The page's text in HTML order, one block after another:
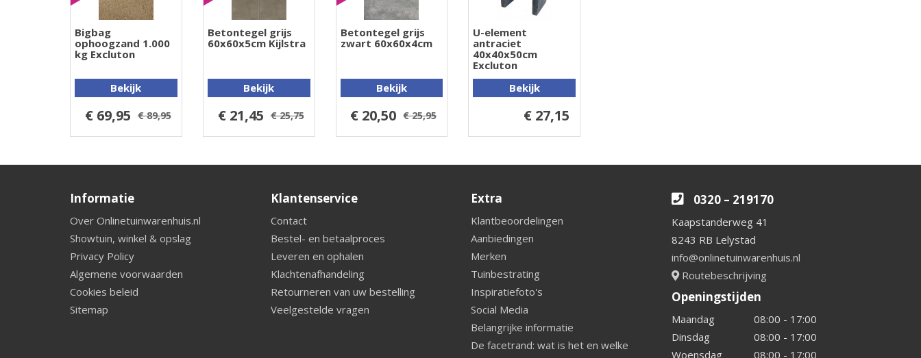
Bigbag
ophoogzand 1.000
kg Excluton
Bekijk
€ 69,95 € 89,95
Betontegel grijs
60x60x5cm Kijlstra
Bekijk
€ 21,45 € 25,75
Betontegel grijs
zwart 60x60x4cm
Bekijk
€ 20,50 € 25,95
U-element
antraciet
40x40x50cm
Excluton
Bekijk
€ 27,15
Informatie
Over Onlinetuinwarenhuis.nl
Showtuin, winkel & opslag
Privacy Policy
Algemene voorwaarden
Cookies beleid
Sitemap
Klantenservice
Contact
Bestel- en betaalproces
Leveren en ophalen
Klachtenafhandeling
Retourneren van uw bestelling
Veelgestelde vragen
Extra
Klantbeoordelingen
Aanbiedingen
Merken
Tuinbestrating
Inspiratiefoto's
Social Media
Belangrijke informatie
De facetrand: wat is het en welke
0320 – 219170
Kaapstanderweg 41
8243 RB Lelystad
info@onlinetuinwarenhuis.nl
Routebeschrijving
Openingstijden
Maandag
08:00 - 17:00
Dinsdag
08:00 - 17:00
Woensdag
08:00 - 17:00